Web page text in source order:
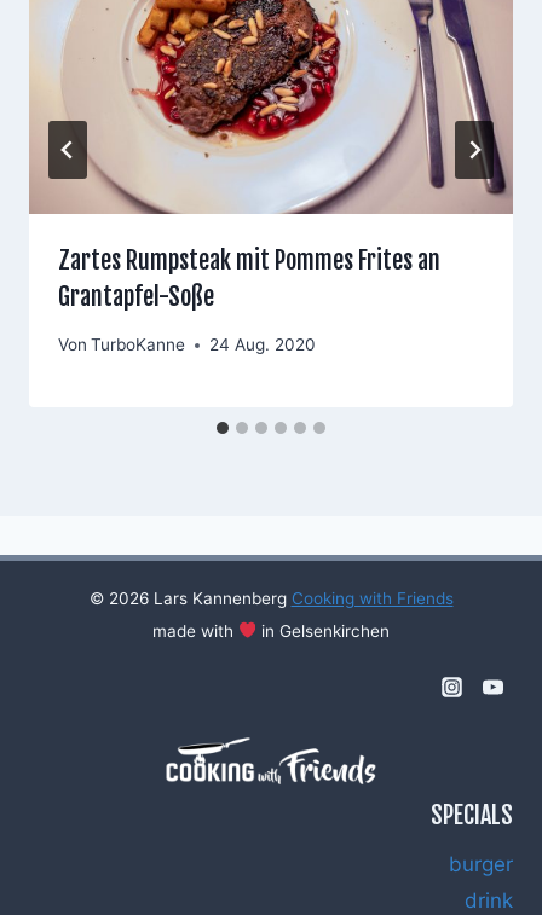
Zartes Rumpsteak mit Pommes Frites an
Grantapfel-Soße
Von TurboKanne 24 Aug. 2020
© 2026 Lars Kannenberg Cooking with Friends
made with
in Gelsenkirchen
SPECIALS
burger
drink